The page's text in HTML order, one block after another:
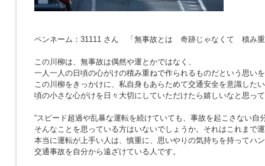
ペンネーム：31111 さん 「無事故とは 奇跡じゃなくて 積み
この川柳は、無事故は偶然や運とかではなく、
一人一人の日頃の心がけの積み重ねで作られるものだという思い
この川柳をきっかけに、私自身もあらためて交通安全を意識した
頃の小さな心がけを日々大切にしていただけたら嬉しいなと思っ
“スピード超過や乱暴な運転を続けていても、事故を起こさない自
そんなことを思っている方はいないでしょうか。それはこれまで
本当に運転が上手い人は、慎重に、思いやりの気持ちを持ってハ
交通事故を自分から遠ざけている人です。